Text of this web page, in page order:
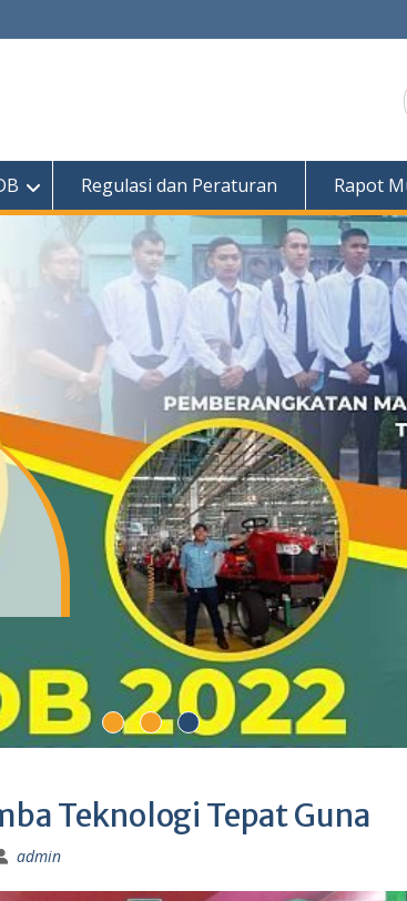
Regulasi dan Peraturan Rapot
Teknologi Tepat Guna
admin